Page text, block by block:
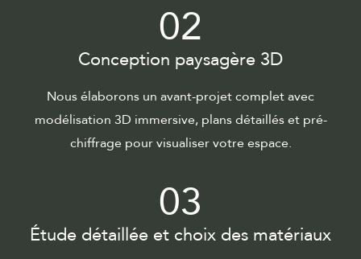
02
Conception paysagère 3D
Nous élaborons un avant-projet complet avec
modélisation 3D immersive, plans détaillés et pré-
chiffrage pour visualiser votre espace.
03
Étude détaillée et choix des matériaux